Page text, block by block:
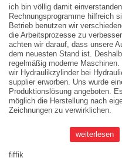
ich bin völlig damit
Rechnungsprogramme hilfreich
Betrieb benutzen wir
die Arbeitsprozesse zu
achten wir darauf, dass unsere
dem neuesten Stand ist.
regelmäßig moderne
wir Hydraulikzylinder bei
supplier erworben. Uns wurde
Produktionslösung angeboten.
möglich die Herstellung nach
Zeichnungen zu verwirklichen.
weiterlesen
fiffik